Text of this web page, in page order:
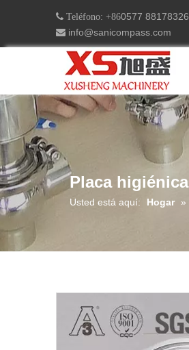
 Teléfono: +860577
 info@sanicompass.com
Placa
Usted está aquí: Hogar »